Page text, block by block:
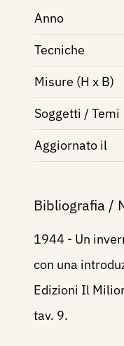
Anno
Tecniche
Misure (H x B)
Soggetti / Temi
Aggiornato il
Bibliografia /
1944 - Un
con una
Edizioni Il
tav. 9.